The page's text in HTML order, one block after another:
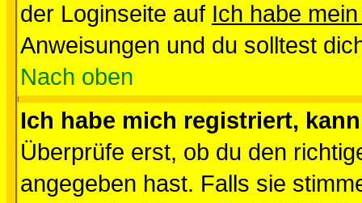
der Loginseite auf Ich habe
Anweisungen und du solltest
Nach oben
Ich habe mich registriert,
Überprüfe erst, ob du den
angegeben hast. Falls sie